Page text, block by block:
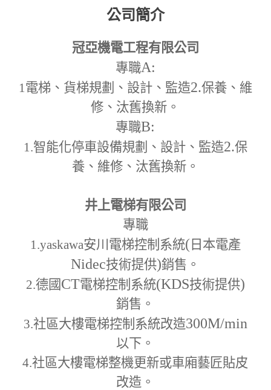
公司簡介
冠亞機電工程有限公司
專職A:
1電梯、貨梯規劃、設計、監造2.保養、維
修、汰舊換新。
專職B:
1.智能化停車設備規劃、設計、監造2.保
養、維修、汰舊換新。
井上電梯有限公司
專職
1.yaskawa安川電梯控制系統( 日本電產
Nidec技術提供)銷售。
2.德國 CT電梯控制系統(KDS技術提供)
銷售。
3.社區大樓電梯控制系統改造300M/min
以下。
4.社區大樓電梯整機更新或車廂藝匠貼皮
改造。